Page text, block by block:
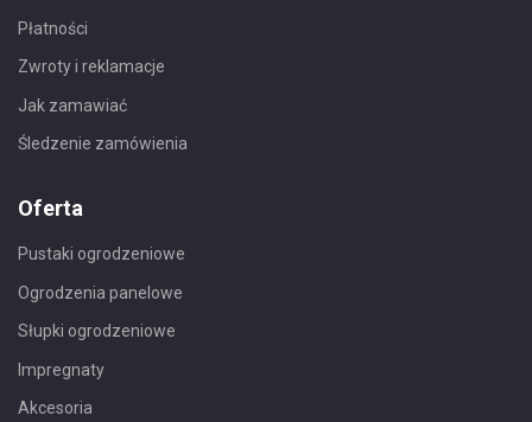
Płatności
Zwroty i reklamacje
Jak zamawiać
Śledzenie zamówienia
Oferta
Pustaki ogrodzeniowe
Ogrodzenia panelowe
Słupki ogrodzeniowe
Impregnaty
Akcesoria